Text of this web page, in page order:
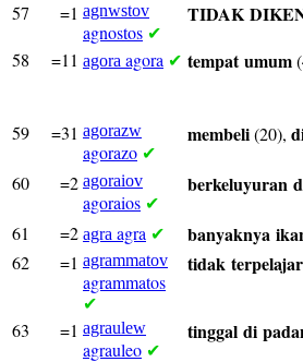
57
=1 agnwstov
agnostos ✔
TIDAK
58 =11 agora agora ✔ tempat umum
59
=31 agorazw
agorazo ✔
membeli(20),
60
=2 agoraiov
agoraios ✔
berkeluyuran
61
=2 agra agra ✔ banyaknya
62
=1 agrammatov
agrammatos
✔
tidak terpelajar
63 =1 agraulew
agrauleo ✔
tinggal di